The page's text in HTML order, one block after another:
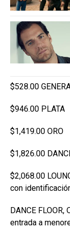
$528.00
$946.00 PLATA
$1,419.00 ORO
$1,826.00
$2,068.00
con
DANCE FLOOR,
entrada a